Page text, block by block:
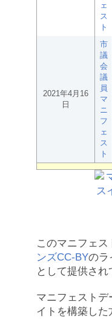
ェ
ス
ト
2021年4月16
日
市
議
会
議
員
マ
ニ
フ
ェ
ス
ト
このマニフェス
ンズCC-BYのラ
として提供され
マニフェスト
イトを構築した